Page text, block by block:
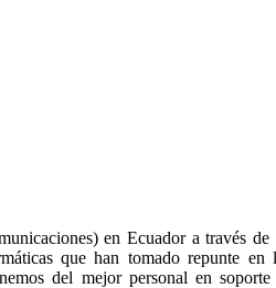
en Ecuador a través
que han tomado repunte
del mejor personal en